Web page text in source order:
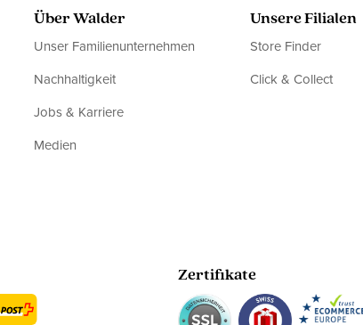
Über Walder
Unser Familienunternehmen
Nachhaltigkeit
Jobs & Karriere
Medien
Unsere Filialen
Store Finder
Click & Collect
Zertifikate